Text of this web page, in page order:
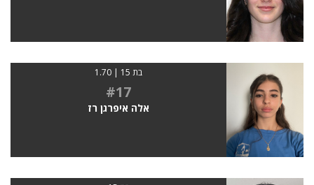
בת 15 | 1.70
#17
אלה איפרגן רז